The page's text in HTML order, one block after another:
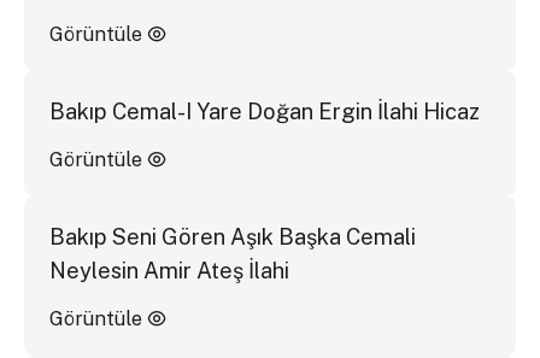
Görüntüle
Bakıp Cemal-I Yare Doğan Ergin İlahi Hicaz
Görüntüle
Bakıp Seni Gören Aşık Başka Cemali
Neylesin Amir Ateş İlahi
Görüntüle